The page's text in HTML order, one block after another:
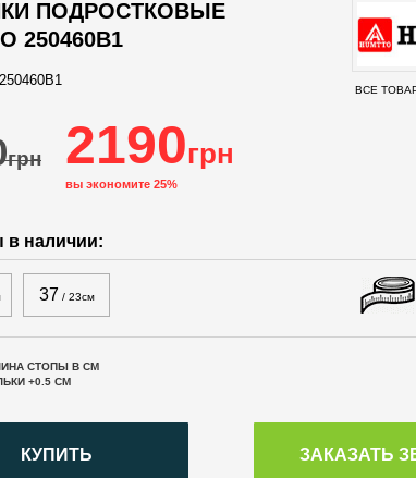
ПОДРОСТКОВЫЕ
250460B1
250460B1
ВСЕ
грн 2190грн
вы экономите 25%
в наличии:
37 / 23см
СТОПЫ В СМ
+0.5 СМ
КУПИТЬ